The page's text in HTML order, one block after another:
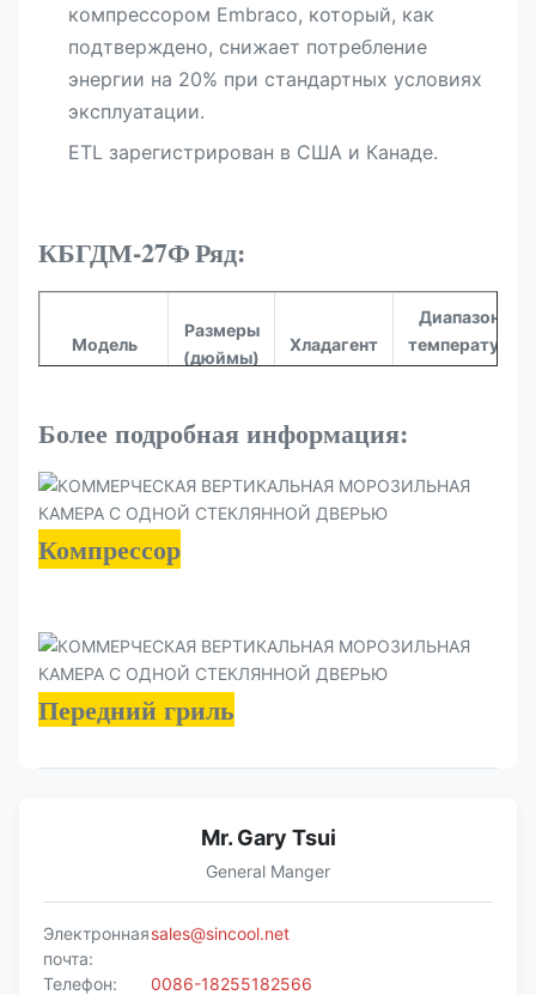
компрессором Embraco, который, как
подтверждено, снижает потребление
энергии на 20% при стандартных условиях
эксплуатации.
ETL зарегистрирован в США и Канаде.​
КБГДМ-27ФРяд:
Модель
Размеры
(дюймы)
Хладагент
Диапазон
температур
(°C)
26,77 x
33,07 x
82,68
дюйма
290
рэндов
Более подробная информация:
Компрессор
Передний гриль
Mr. Gary Tsui
General Manger
Электронная
почта:
sales@sincool.net
Телефон:
0086-18255182566